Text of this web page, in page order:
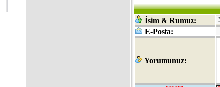
İsim & Rumuz:
E-Posta:
Yorumunuz: